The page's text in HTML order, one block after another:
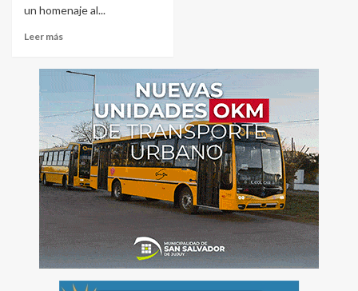
un homenaje al...
Leer más